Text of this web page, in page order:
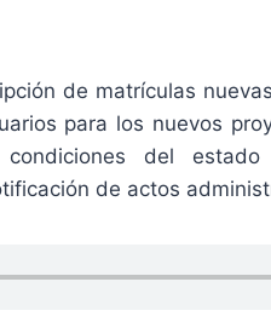
de matrículas
para los nuevos
del
de actos